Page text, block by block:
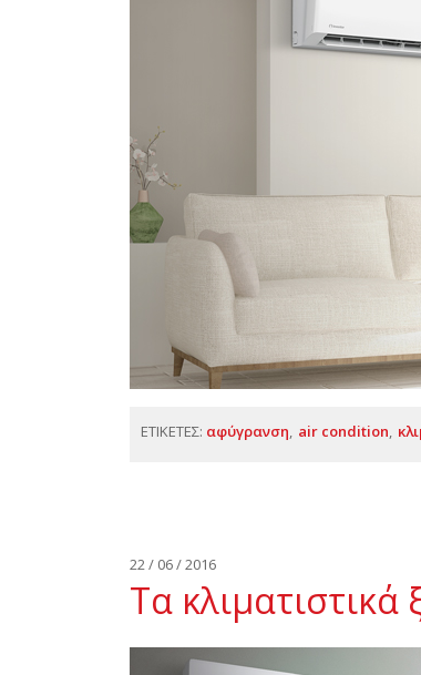
ΕΤΙΚΕΤΕΣ: αφύγρανση air condition
22 / 06 / 2016
Τα